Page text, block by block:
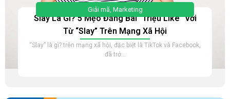
Giải mã, Marketing
Slay Là Gì? 5 Mẹo Đăng Bài “Triệu Like” Với
Từ “Slay” Trên Mạng Xã Hội
“Slay” là gì? trên mạng xã hội, đặc biệt là TikTok và Facebook,
đã trở...